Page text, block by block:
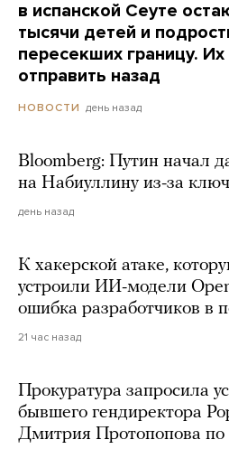
в испанской Сеуте
тысячи детей и
пересекших границу.
отправить назад
НОВОСТИ день назад
Bloomberg: Путин начал
на Набиуллину из-за
день назад
К хакерской атаке,
устроили ИИ-модели
ошибка разработчиков в
21 час назад
Прокуратура запросила
бывшего гендиректора
Дмитрия Протопопова по